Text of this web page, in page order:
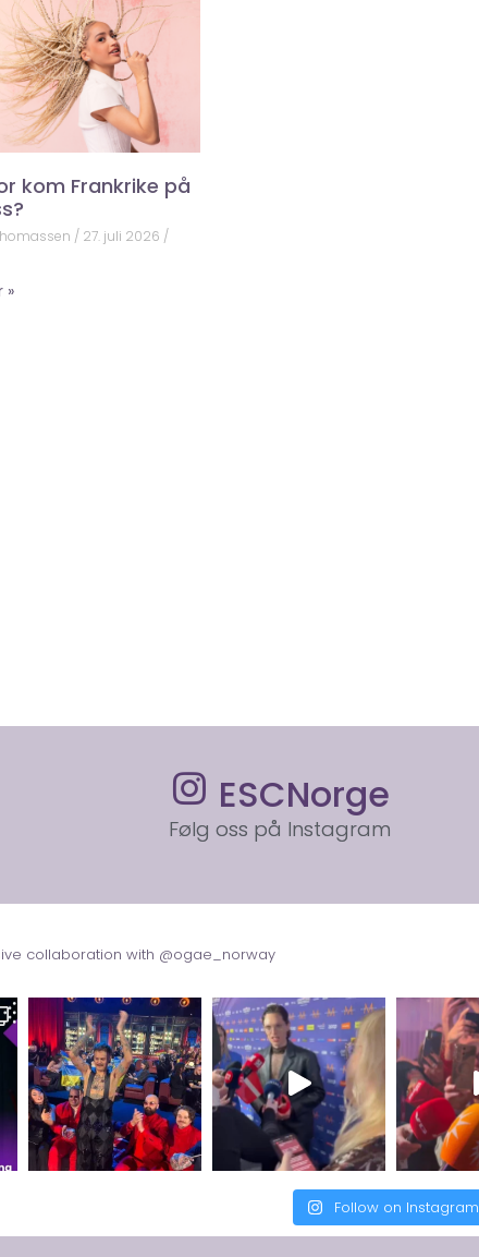
kom Frankrike på
27. juli 2026
»
ESCNorge
Følg oss på Instagram
collaboration with @ogae_norway
Follow on Instagram